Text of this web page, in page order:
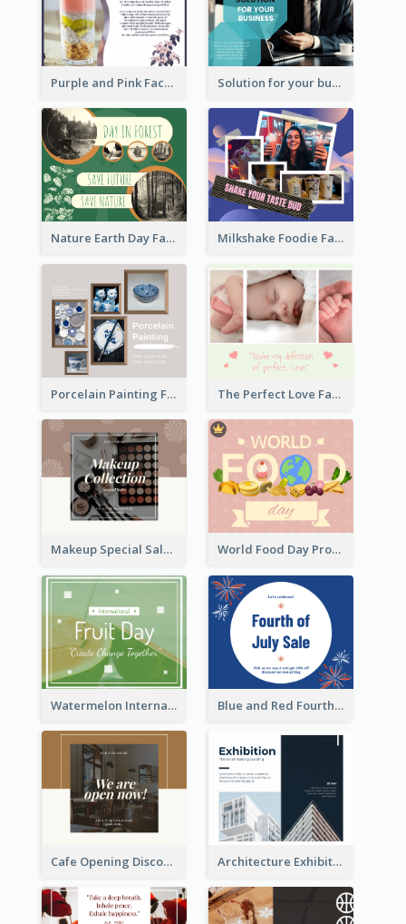
Purple and Pink Facebook Post Solution for your business Facebook Post
Nature Earth Day Facebook Post Milkshake Foodie Facebook Post
Porcelain Painting Facebook Post The Perfect Love Facebook Post
Makeup Special Sale Facebook Post World Food Day Promote Facebook Post
Watermelon International Fruit Day Facebook Post Blue and Red Fourth of July Sale Facebook Post
Cafe Opening Discount Facebook Post Architecture Exhibition Facebook Post